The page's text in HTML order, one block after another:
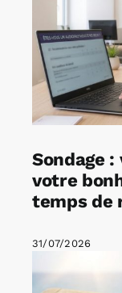
Sondage
votre
temps de
31/07/2026